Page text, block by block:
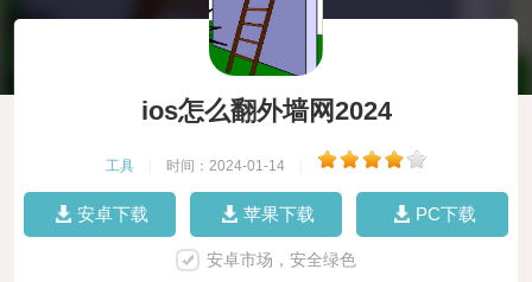
ios怎么翻外墙网2024
工具 时间：2024-01-14
安卓下载 苹果下载 PC下载
安卓市场，安全绿色